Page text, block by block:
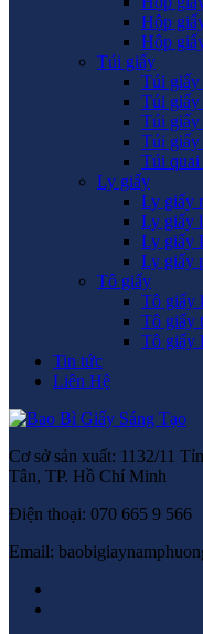
Hộp
Hộp
Túi giấy
Túi giấy
Túi giấy
Túi giấy
Túi giấy
Túi quai
Ly giấy
Ly giấy
Ly giấy
Ly giấy
Ly giấy
Tô giấy
Tô giấy
Tô giấy
Tô giấy
Tin tức
Liên Hệ
Cơ sở sản xuất: 1132/11
Tân, TP. Hồ Chí Minh
Điện thoại: 070 665 9 566
Email: